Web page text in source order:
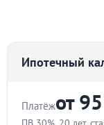
Ипотечный
Платёжот